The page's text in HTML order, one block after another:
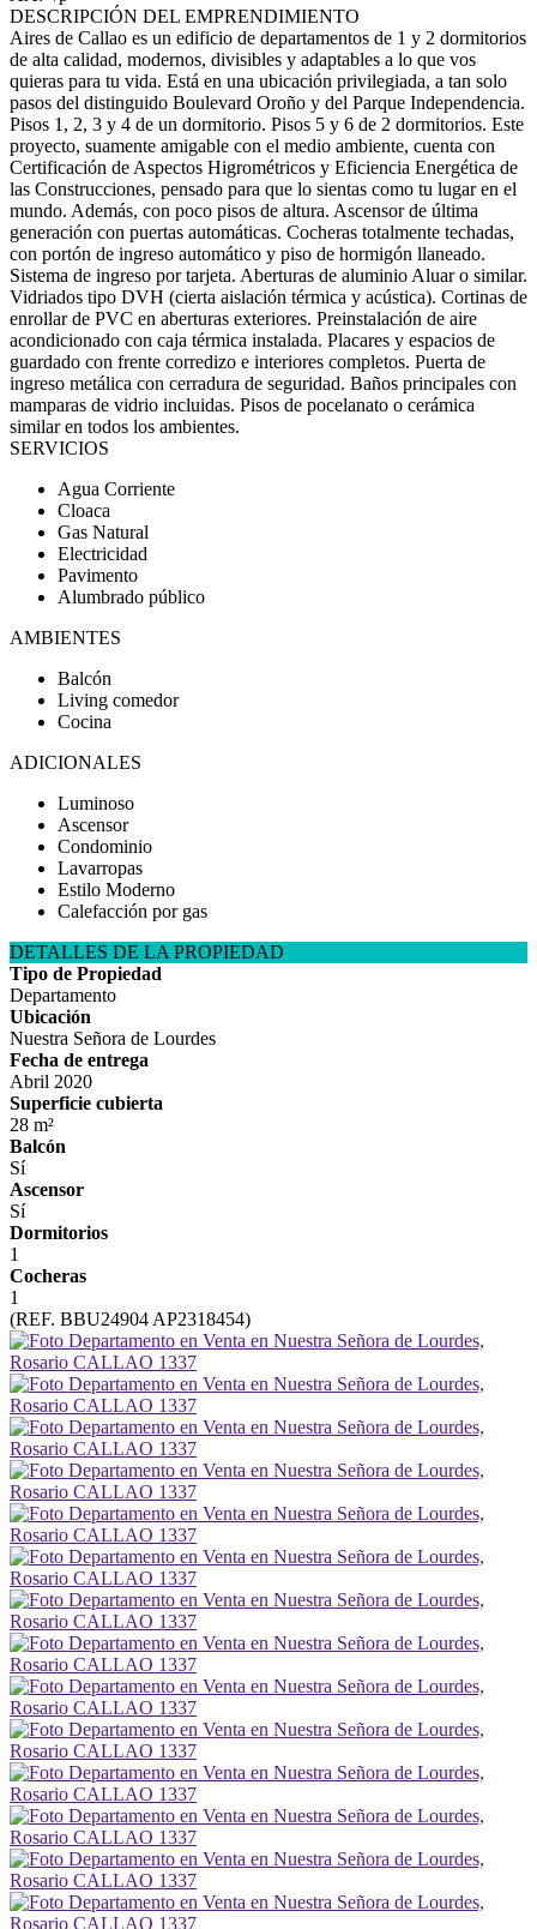
DESCRIPCIÓN DEL EMPRENDIMIENTO
Aires de Callao es un edificio de departamentos de 1 y 2 dormitorios
de alta calidad, modernos, divisibles y adaptables a lo que vos
quieras para tu vida. Está en una ubicación privilegiada, a tan solo
pasos del distinguido Boulevard Oroño y del Parque Independencia.
Pisos 1, 2, 3 y 4 de un dormitorio. Pisos 5 y 6 de 2 dormitorios. Este
proyecto, suamente amigable con el medio ambiente, cuenta con
Certificación de Aspectos Higrométricos y Eficiencia Energética de
las Construcciones, pensado para que lo sientas como tu lugar en el
mundo. Además, con poco pisos de altura. Ascensor de última
generación con puertas automáticas. Cocheras totalmente techadas,
con portón de ingreso automático y piso de hormigón llaneado.
Sistema de ingreso por tarjeta. Aberturas de aluminio Aluar o similar.
Vidriados tipo DVH (cierta aislación térmica y acústica). Cortinas de
enrollar de PVC en aberturas exteriores. Preinstalación de aire
acondicionado con caja térmica instalada. Placares y espacios de
guardado con frente corredizo e interiores completos. Puerta de
ingreso metálica con cerradura de seguridad. Baños principales con
mamparas de vidrio incluidas. Pisos de pocelanato o cerámica
similar en todos los ambientes.
SERVICIOS
Agua Corriente
Cloaca
Gas Natural
Electricidad
Pavimento
Alumbrado público
AMBIENTES
Balcón
Living comedor
Cocina
ADICIONALES
Luminoso
Ascensor
Condominio
Lavarropas
Estilo Moderno
Calefacción por gas
DETALLES DE LA PROPIEDAD
Tipo de Propiedad
Departamento
Ubicación
Nuestra Señora de Lourdes
Fecha de entrega
Abril 2020
Superficie cubierta
28 m²
Balcón
Sí
Ascensor
Sí
Dormitorios
1
Cocheras
1
(REF. BBU24904 AP2318454)